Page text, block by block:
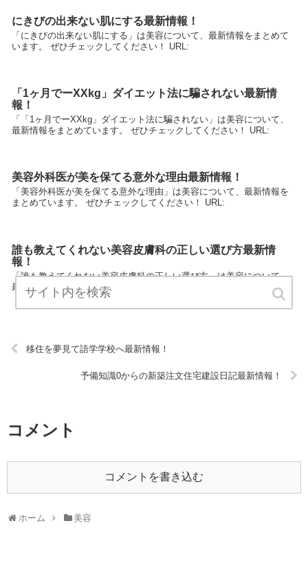
にきびの出来ない肌にする最新情報！
「にきびの出来ない肌にする」は美容について、最新情報をまとめて
います。 ぜひチェックしてください！ URL:
「1ヶ月でーXXkg」ダイエット法に騙されない最新情
報！
「「1ヶ月でーXXkg」ダイエット法に騙されない」は美容について、
最新情報をまとめています。 ぜひチェックしてください！ URL:
美容外科医が美を保てる意外な理由最新情報！
「美容外科医が美を保てる意外な理由」は美容について、最新情報を
まとめています。 ぜひチェックしてください！ URL:
誰も教えてくれない美容皮膚科の正しい選び方最新情
報！
「誰も教えてくれない美容皮膚科の正しい選び方」は美容について、
最新情報をまとめています。 ぜひチェックしてください！ URL:
移住を夢見て語学学校へ最新情報！
予備知識0からの新築注文住宅建設日記最新情報！
コメント
コメントを書き込む
ホーム 美容